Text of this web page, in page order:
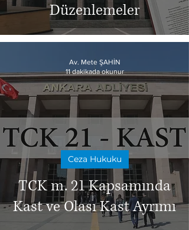
Düzenlemeler
TCK m. 21 Kapsamında
Kast ve Olası Kast Ayrımı
Ceza Hukuku
Av. Mete ŞAHİN
11 dakikada okunur